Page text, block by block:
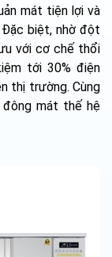
mát tiện lợi và
biệt, nhờ đột
với cơ chế thổi
tới 30% điện
thị trường. Cùng
đông mát thế hệ